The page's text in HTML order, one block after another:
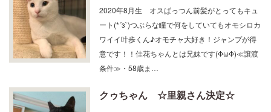
2020年8月生 オスぱっつん前髪がとってもキュ
ート(*´з`)つぶらな瞳で何をしていてもオモシロカ
ワイイ叶歩くん♪オモチャ大好き！ジャンプが得
意です！！佳花ちゃんとは兄妹です(ΦωΦ)≪譲渡
条件≫・58歳ま…
クゥちゃん ☆里親さん決定☆